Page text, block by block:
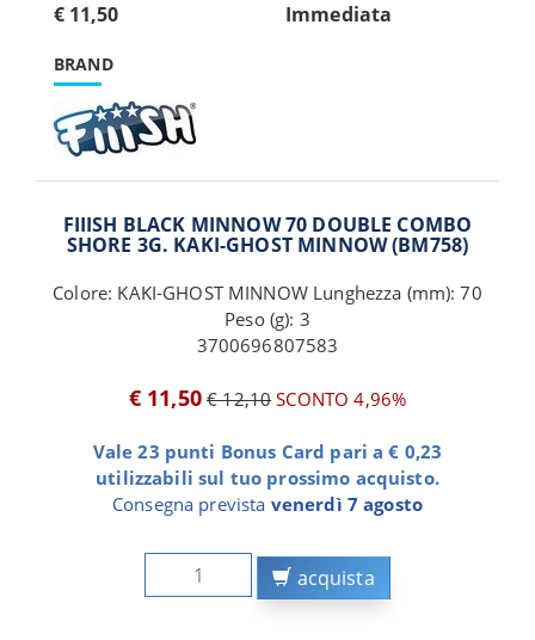
€ 11,50
BRAND
Immediata
FIIISH BLACK MINNOW 70 DOUBLE COMBO
SHORE 3G. KAKI-GHOST MINNOW (BM758)
Colore: KAKI-GHOST MINNOW Lunghezza (mm): 70
Peso (g): 3
3700696807583
€ 11,50 € 12,10SCONTO 4,96%
Vale 23 punti Bonus Card pari a € 0,23
utilizzabili sul tuo prossimo acquisto.
Consegna prevista venerdì 7 agosto
acquista